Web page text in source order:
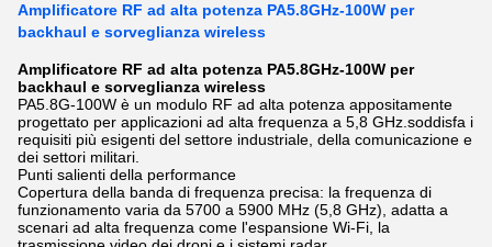
Amplificatore RF ad alta potenza PA5.8GHz-100W per
backhaul e sorveglianza wireless
Amplificatore RF ad alta potenza PA5.8GHz-100W per
backhaul e sorveglianza wireless
PA5.8G-100W è un modulo RF ad alta potenza appositamente
progettato per applicazioni ad alta frequenza a 5,8 GHz.soddisfa i
requisiti più esigenti del settore industriale, della comunicazione e
dei settori militari.
Punti salienti della performance
Copertura della banda di frequenza precisa: la frequenza di
funzionamento varia da 5700 a 5900 MHz (5,8 GHz), adatta a
scenari ad alta frequenza come l'espansione Wi-Fi, la